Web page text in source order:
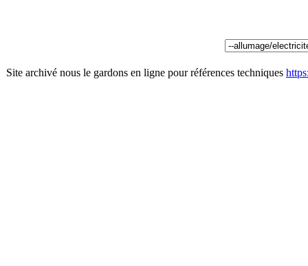
Site archivé nous le gardons en ligne pour références techniques